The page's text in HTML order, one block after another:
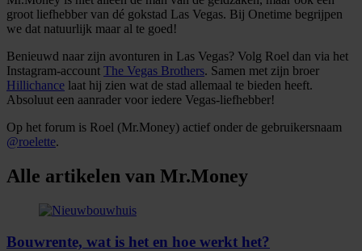
groot liefhebber van dé gokstad Las Vegas. Bij Onetime begrijpen
we dat natuurlijk maar al te goed!
Benieuwd naar zijn avonturen in Las Vegas? Volg Roel dan via het
Instagram-account The Vegas Brothers. Samen met zijn broer
Hillichance laat hij zien wat de stad allemaal te bieden heeft.
Absoluut een aanrader voor iedere Vegas-liefhebber!
Op het forum is Roel (Mr.Money) actief onder de gebruikersnaam
@roelette.
Alle artikelen van Mr.Money
Bouwrente, wat is het en hoe werkt het?